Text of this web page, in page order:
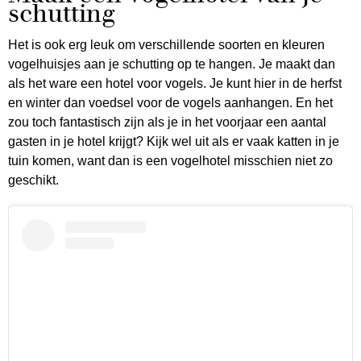
schutting
Het is ook erg leuk om verschillende soorten en kleuren
vogelhuisjes aan je schutting op te hangen. Je maakt dan
als het ware een hotel voor vogels. Je kunt hier in de herfst
en winter dan voedsel voor de vogels aanhangen. En het
zou toch fantastisch zijn als je in het voorjaar een aantal
gasten in je hotel krijgt? Kijk wel uit als er vaak katten in je
tuin komen, want dan is een vogelhotel misschien niet zo
geschikt.